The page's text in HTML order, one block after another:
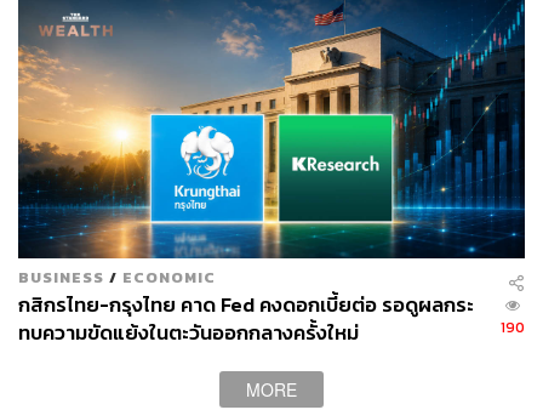
BUSINESS / ECONOMIC
กสิกรไทย-กรุงไทย คาด Fed คงดอกเบี้ยต่อ รอดูผลกระ
ทบความขัดแย้งในตะวันออกกลางครั้งใหม่
190
MORE